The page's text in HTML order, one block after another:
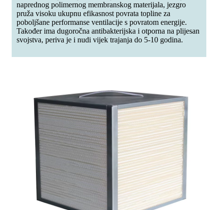
naprednog polimernog membranskog materijala, jezgro
pruža visoku ukupnu efikasnost povrata topline za
poboljšane performanse ventilacije s povratom energije.
Također ima dugoročna antibakterijska i otporna na plijesan
svojstva, periva je i nudi vijek trajanja do 5-10 godina.